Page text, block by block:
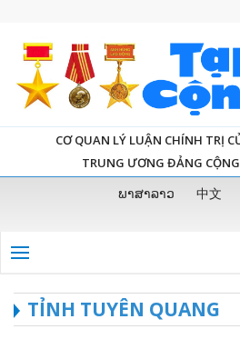
CƠ QUAN LÝ LUẬN CHÍNH TRỊ
TRUNG ƯƠNG ĐẢNG
ພາສາລາວ 中文
TỈNH TUYÊN QUANG